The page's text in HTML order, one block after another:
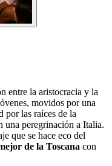
entre la aristocracia y la
movidos por una
por las raíces de la
una peregrinación a Italia.
que se hace eco del
de la Toscana con